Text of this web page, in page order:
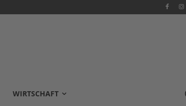
WIRTSCHAFT